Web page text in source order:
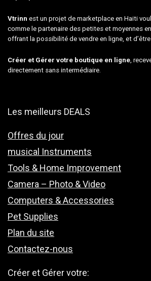
Vtrinn est un projet de marketplace en Haiti
comme le partenaire des petites et moyennes
offrant la possibilité de vendre en ligne, et
Créer et Gérer votre boutique en ligne,
directement sans intermédiaire.
Les meilleurs DEALS
Offres du jour
musical Instruments
Tools & Home Improvement
Camera – Photo & Video
Computers & Accessories
Pet Supplies
Plan du site
Contactez-nous
Créer et Gérer votre: